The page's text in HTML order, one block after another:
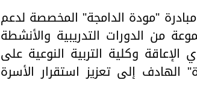
مبادرة "مودة الدامجة" المخصصة لدعم
من الدورات التدريبية والأنشطة
وكلية التربية النوعية على
إلى تعزيز استقرار الأسرة